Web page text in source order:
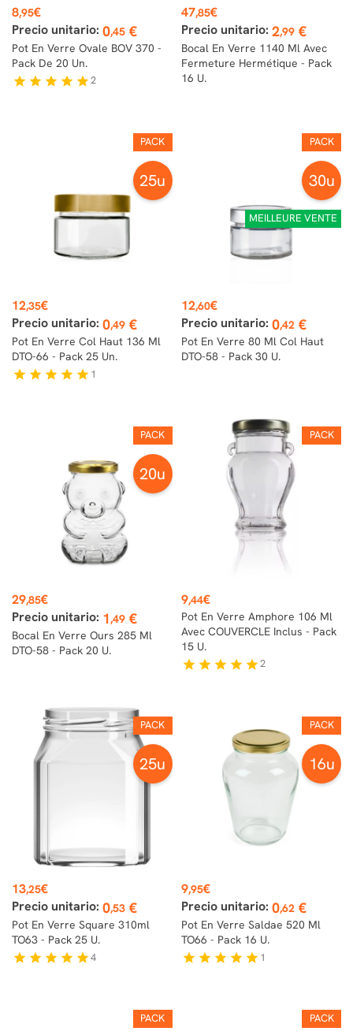
Prix
8,95€
Precio unitario: 0,45 €
Pot En Verre Ovale BOV 370 -
Pack De 20 Un.
star star star star star2
Prix
47,85€
Precio unitario: 2,99€
Bocal En Verre 1140 Ml Avec
Fermeture Hermétique - Pack
16 U.
PACK
25u
Prix
12,35€
Precio unitario: 0,49 €
Pot En Verre Col Haut 136 Ml
DTO-66 - Pack 25 Un.
star star star star star 1
PACK
30u
MEILLEURE VENTE
Prix
12,60€
Precio unitario: 0,42€
Pot En Verre 80 Ml Col Haut
DTO-58 - Pack 30 U.
PACK
20u
Prix
29,85€
Precio unitario: 1,49 €
Bocal En Verre Ours 285 Ml
DTO-58 - Pack 20 U.
PACK
Prix
9,44€
Pot En Verre Amphore 106 Ml
Avec COUVERCLE Inclus - Pack
15 U.
star star star star star2
PACK
25u
Prix
13,25€
Precio unitario: 0,53 €
Pot En Verre Square 310ml
TO63 - Pack 25 U.
star star star star star4
PACK
16u
Prix
9,95€
Precio unitario: 0,62€
Pot En Verre Saldae 520 Ml
TO66 - Pack 16 U.
star star star star star 1
PACK PACK